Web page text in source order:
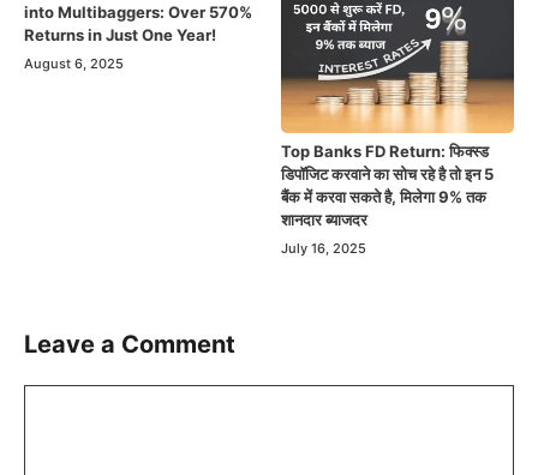
into Multibaggers: Over 570%
Returns in Just One Year!
August 6, 2025
Top Banks FD Return: फिक्स्ड
डिपॉजिट करवाने का सोच रहे है तो इन 5
बैंक में करवा सकते है, मिलेगा 9% तक
शानदार ब्याजदर
July 16, 2025
Leave a Comment